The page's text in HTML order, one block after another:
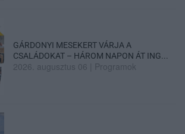
GÁRDONYI MESEKERT VÁRJA A
CSALÁDOKAT – HÁROM NAPON ÁT ING...
2026. augusztus 06 Programok